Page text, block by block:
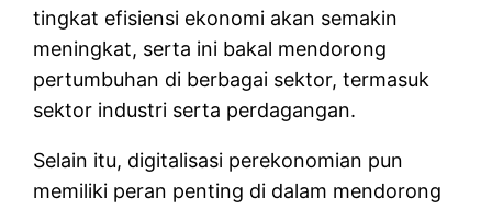
tingkat efisiensi ekonomi akan semakin
meningkat, serta ini bakal mendorong
pertumbuhan di berbagai sektor, termasuk
sektor industri serta perdagangan.
Selain itu, digitalisasi perekonomian pun
memiliki peran penting di dalam mendorong